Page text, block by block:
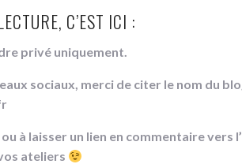
C’EST ICI :
privé uniquement.
sociaux, merci de citer le nom du
à laisser un lien en commentaire vers
ateliers